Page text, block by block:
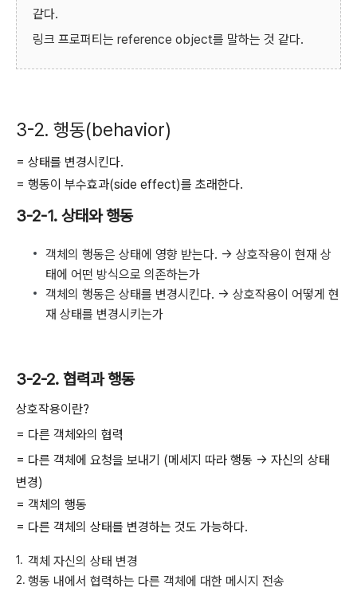
같다.
링크 프로퍼티는 reference object를 말하는 것 같다.
3-2. 행동(behavior)
= 상태를 변경시킨다.
= 행동이 부수효과(side effect)를 초래한다.
3-2-1. 상태와 행동
객체의 행동은 상태에 영향 받는다. -> 상호작용이 현재 상
태에 어떤 방식으로 의존하는가
객체의 행동은 상태를 변경시킨다. -> 상호작용이 어떻게 현
재 상태를 변경시키는가
3-2-2. 협력과 행동
상호작용이란?
= 다른 객체와의 협력
= 다른 객체에 요청을 보내기 (메세지 따라 행동 -> 자신의 상태
변경)
= 객체의 행동
= 다른 객체의 상태를 변경하는 것도 가능하다.
객체 자신의 상태 변경
행동 내에서 협력하는 다른 객체에 대한 메시지 전송